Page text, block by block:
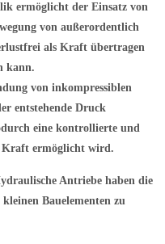
ermöglicht der Einsatz von
von außerordentlich
als Kraft übertragen
kann.
von inkompressiblen
entstehende Druck
eine kontrollierte und
Kraft ermöglicht wird.
Antriebe haben die
Bauelementen zu